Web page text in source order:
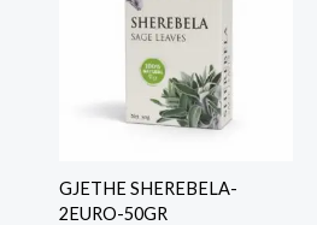
GJETHE SHEREBELA-
2EURO-50GR